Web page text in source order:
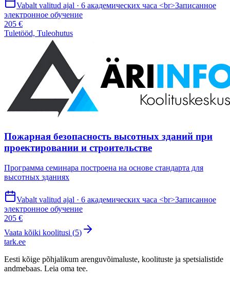
Vabalt valitud ajal · 6 академических часа <br>Записанное
электронное обучение
205 €
Tuletööd, Tuleohutus
Пожарная безопасность высотных зданий при
проектировании и строительстве
Программа семинара построена на основе стандарта для
высотных зданиях
Vabalt valitud ajal · 6 академических часа <br>Записанное
электронное обучение
205 €
Vaata kõiki koolitusi (5)
tark.ee
Eesti kõige põhjalikum arenguvõimaluste, koolituste ja spetsialistide
andmebaas. Leia oma tee.